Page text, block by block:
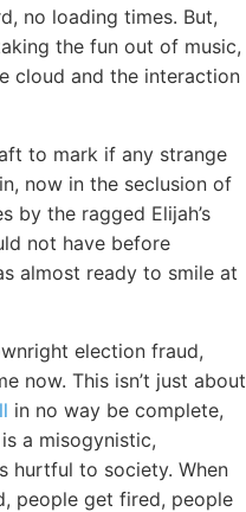
no loading times. But,
the fun out of music,
cloud and the interaction
to mark if any strange
now in the seclusion of
by the ragged Elijah’s
not have before
almost ready to smile at
election fraud,
now. This isn’t just about
in no way be complete,
a misogynistic,
hurtful to society. When
people get fired, people